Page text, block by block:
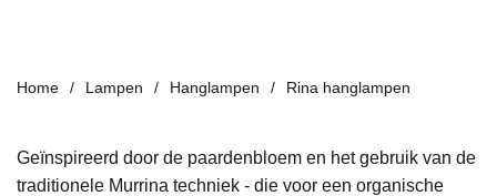
Home Lampen Hanglampen Rina hanglampen
Geïnspireerd door de paardenbloem en het gebruik van de
traditionele Murrina techniek - die voor een organische